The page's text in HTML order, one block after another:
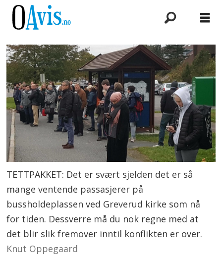
TETTPAKKET: Det er svært sjelden det er så
mange ventende passasjerer på
bussholdeplassen ved Greverud kirke som nå
for tiden. Dessverre må du nok regne med at
det blir slik fremover inntil konflikten er over.
Knut Oppegaard